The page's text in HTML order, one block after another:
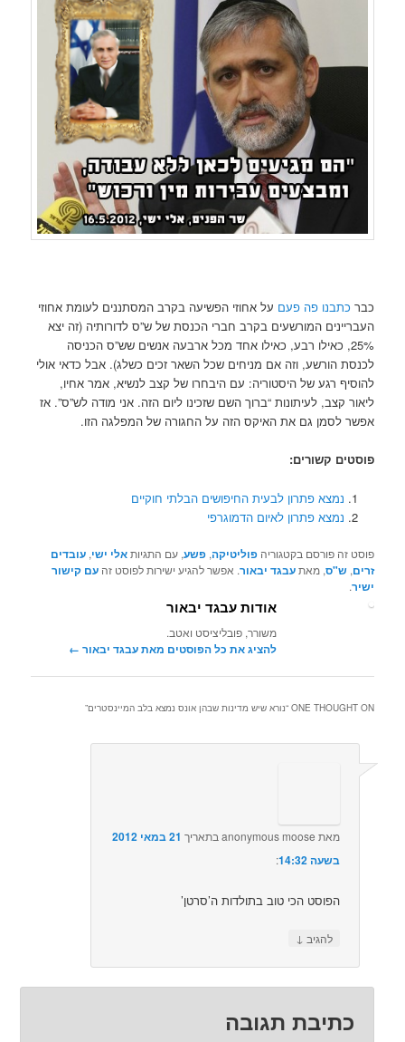
כבר כתבנו פה פעם על אחוזי הפשיעה בקרב המסתננים לעומת אחוזי
העבריינים המורשעים בקרב חברי הכנסת של ש”ס לדורותיה (זה יצא
25%, כאילו רבע, כאילו אחד מכל ארבעה אנשים שש”ס הכניסה
לכנסת הורשע, וזה אם מניחים שכל השאר זכים כשלג). אבל כדאי אולי
להוסיף רגע של היסטוריה: עם היבחרו של קצב לנשיא, אמר אחיו,
ליאור קצב, לעיתונות “ברוך השם שזכינו ליום הזה. אני מודה לש”ס”. אז
אפשר לסמן גם את האיקס הזה על החגורה של המפלגה הזו.
פוסטים קשורים:
נמצא פתרון לבעית החיפושים הבלתי חוקיים
נמצא פתרון לאיום הדמוגרפי
פוסט זה פורסם בקטגוריהפוליטיקה,פשע, עם התגיותאלי ישי,עובדים
זרים,ש"ס, מאתעבגד יבאור. אפשר להגיע ישירות לפוסט זהעם קישור
ישיר.
אודות עבגד יבאור
משורר, פובליציסט ואטב.
להציג את כל הפוסטים מאת עבגד יבאור‏ ←
ONE THOUGHT ON “ נורא שיש מדינות שבהן אונס נמצא בלב המיינסטרים”
מאת anonymous moose בתאריך
21 במאי 2012
בשעה 14:32
:‏
הפוסט הכי טוב בתולדות ה’סרטן’
להגיב ↓
כתיבת תגובה